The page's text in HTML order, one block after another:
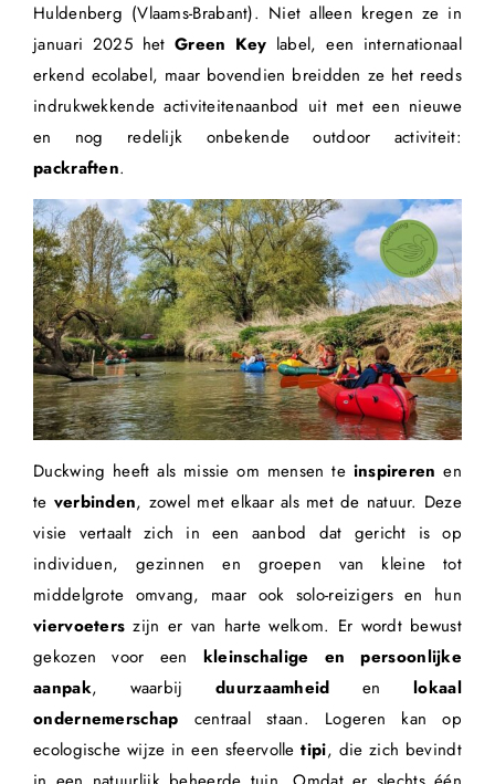
Huldenberg (Vlaams-Brabant). Niet alleen kregen ze in
januari 2025 hetGreen Key label, een internationaal
erkend ecolabel, maar bovendien breidden ze het reeds
indrukwekkende activiteitenaanbod uit met een nieuwe
en nog redelijk onbekende outdoor activiteit:
packraften.
Duckwing heeft als missie om mensen te inspireren en
te verbinden, zowel met elkaar als met de natuur. Deze
visie vertaalt zich in een aanbod dat gericht is op
individuen, gezinnen en groepen van kleine tot
middelgrote omvang, maar ook solo-reizigers en hun
viervoeters zijn er van harte welkom. Er wordt bewust
gekozen voor een kleinschalige en persoonlijke
aanpak, waarbijduurzaamheid enlokaal
ondernemerschap centraal staan. Logeren kan op
ecologische wijze in een sfeervolletipi, die zich bevindt